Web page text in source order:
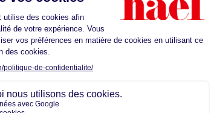
Parkings Restaurants